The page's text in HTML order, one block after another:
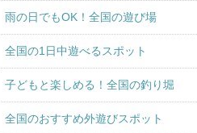
雨の日でもOK！全国の遊び場
全国の1日中遊べるスポット
子どもと楽しめる！全国の釣り堀
全国のおすすめ外遊びスポット